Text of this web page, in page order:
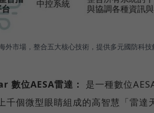
外市場，整合五大核心技術，提供多元國防科技
數位AESA雷達：
是一種數位
千個微型眼睛組成的高智慧「雷達